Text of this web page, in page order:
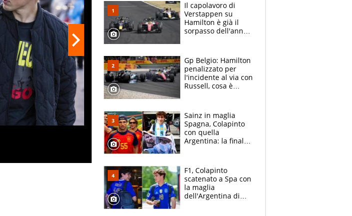
Il capolavoro di
Verstappen su
Hamilton è già il
sorpasso dell'anno:
2021
Gp Belgio: Hamilton
penalizzato per
l'incidente al via con
Russell, cosa è
Sainz in maglia
Spagna, Colapinto
con quella
Argentina: la finale
vede l'ora
F1, Colapinto
scatenato a Spa con
la maglia
dell'Argentina di